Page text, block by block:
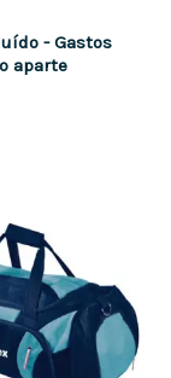
- Gastos
aparte